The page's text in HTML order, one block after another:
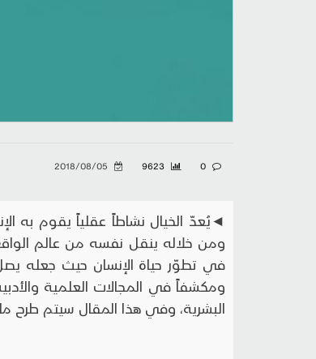
0
◄يُعدّ الخيال نشاطاً عقلياً يقوم به
ومن خلاله ينقل نفسه من عالم
في تطوّر حياة الإنسان حيث جعله
ومكشفاً في المجالات العلمية
البشرية، وفي هذا المقال سيتم طرح